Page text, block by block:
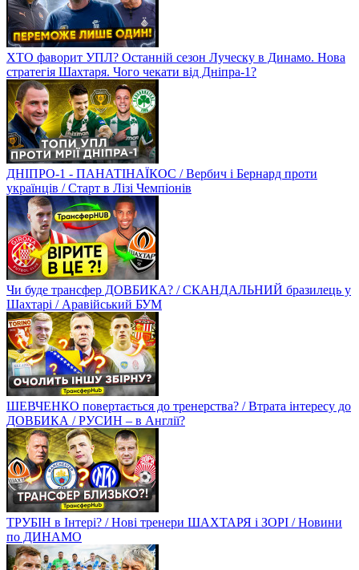
ХТО фаворит УПЛ? Останній сезон Луческу в Динамо. Нова
стратегія Шахтаря. Чого чекати від Дніпра-1?
ДНІПРО-1 - ПАНАТІНАЇКОС / Вербич і Бернард проти
українців / Старт в Лізі Чемпіонів
Чи буде трансфер ДОВБИКА? / СКАНДАЛЬНИЙ бразилець у
Шахтарі / Аравійський БУМ
ШЕВЧЕНКО повертається до тренерства? / Втрата інтересу до
ДОВБИКА / РУСИН – в Англії?
ТРУБІН в Інтері? / Нові тренери ШАХТАРЯ і ЗОРІ / Новини
по ДИНАМО